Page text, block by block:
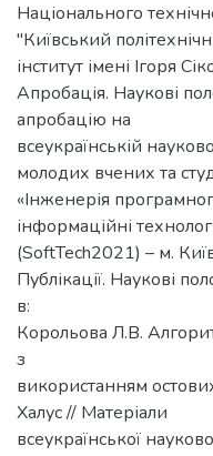
Національного
"Київський
інститут імені Ігоря
Апробація. Наукові
апробацію на
всеукраїнській
молодих вчених та
«Інженерія
інформаційні
(SoftTech2021) – м.
Публікації. Наукові
в:
Корольова Л.В.
з
використанням
Халус // Матеріали
всеукраїнської